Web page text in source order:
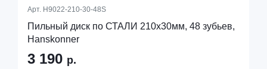
Арт. H9022-210-30-48S
Пильный диск по СТАЛИ 210x30мм, 48 зубьев,
Hanskonner
3 190 р.